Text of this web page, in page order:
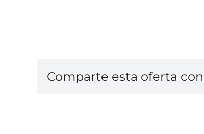
Comparte esta oferta